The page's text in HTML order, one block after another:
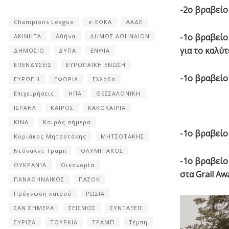
-2ο
-1ο βραβείο
για το
-1ο
-1ο
-1ο
στα Grail
Champions League e-ΕΦΚΑ
ΑΑΔΕ
ΑΚΙΝΗΤΑ
Αθήνα
ΔΗΜΟΣ ΑΘΗΝΑΙΩΝ
ΔΗΜΟΣΙΟ
ΔΥΠΑ
ΕΝΦΙΑ
ΕΠΕΝΔΥΣΕΙΣ
ΕΥΡΩΠΑΪΚΗ ΕΝΩΣΗ
ΕΥΡΩΠΗ
ΕΦΟΡΙΑ
Ελλάδα
Επιχειρήσεις
ΗΠΑ
ΘΕΣΣΑΛΟΝΙΚΗ
ΙΣΡΑΗΛ
ΚΑΙΡΟΣ
ΚΑΚΟΚΑΙΡΙΑ
ΚΙΝΑ
Καιρός σήμερα
Κυριάκος Μητσοτάκης
ΜΗΤΣΟΤΑΚΗΣ
Ντόναλντ Τραμπ
ΟΛΥΜΠΙΑΚΟΣ
ΟΥΚΡΑΝΊΑ
Οικονομία
ΠΑΝΑΘΗΝΑΙΚΟΣ
ΠΑΣΟΚ
Πρόγνωση καιρού
ΡΩΣΙΑ
ΣΑΝ ΣΉΜΕΡΑ
ΣΕΙΣΜΟΣ
ΣΥΝΤΑΞΕΙΣ
ΣΥΡΙΖΑ
ΤΟΥΡΚΙΑ ΤΡΑΜΠ Τέμπη